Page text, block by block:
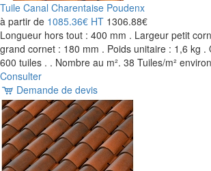
Tuile Canal Charentaise Poudenx
à partir de 1085.36€ HT 1306.88€
Longueur hors tout : 400 mm . Largeur petit
grand cornet : 180 mm . Poids unitaire : 1,6 kg .
600 tuiles . . Nombre au m². 38 Tuiles/m²
Consulter
Demande de devis